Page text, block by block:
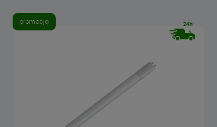
promocja